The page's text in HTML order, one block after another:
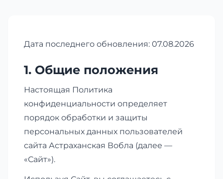
Дата последнего обновления: 07.08.2026
1. Общие положения
Настоящая Политика
конфиденциальности определяет
порядок обработки и защиты
персональных данных пользователей
сайта Астраханская Вобла (далее —
«Сайт»).